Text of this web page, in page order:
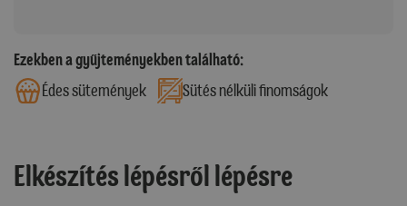
Ezekben a gyűjteményekben található:
Édes sütemények
Sütés nélküli finomságok
Elkészítés lépésről lépésre